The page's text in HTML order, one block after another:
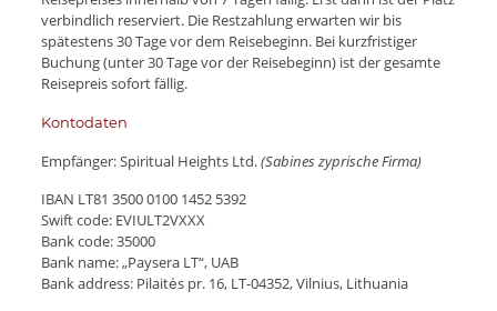
verbindlich reserviert. Die Restzahlung erwarten wir bis
spätestens 30 Tage vor dem Reisebeginn. Bei kurzfristiger
Buchung (unter 30 Tage vor der Reisebeginn) ist der gesamte
Reisepreis sofort fällig.
Kontodaten
Empfänger: Spiritual Heights Ltd.(Sabines zyprische Firma)
IBAN LT81 3500 0100 1452 5392
Swift code: EVIULT2VXXX
Bank code: 35000
Bank name: „Paysera LT“, UAB
Bank address: Pilaitės pr. 16, LT-04352, Vilnius, Lithuania